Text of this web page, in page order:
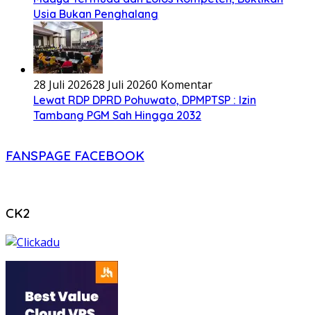
Usia Bukan Penghalang
28 Juli 202628 Juli 20260 Komentar
Lewat RDP DPRD Pohuwato, DPMPTSP : Izin
Tambang PGM Sah Hingga 2032
FANSPAGE FACEBOOK
CK2